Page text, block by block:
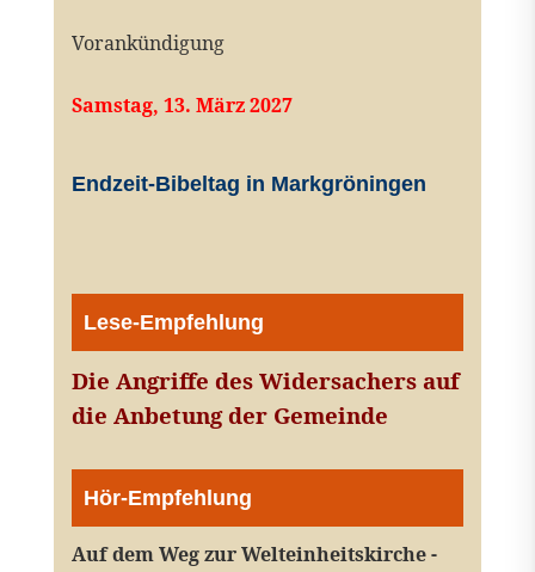
Vorankündigung
Samstag, 13. März 2027
Endzeit-Bibeltag in Markgröningen
Lese-Empfehlung
Die Angriffe des Widersachers auf
die Anbetung der Gemeinde
Hör-Empfehlung
Auf dem Weg zur Welteinheitskirche -